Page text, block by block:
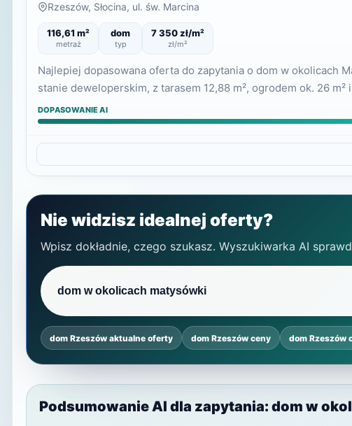
Rzeszów, Słocina, ul. św. Marcina
116,61 m²
metraż
dom
typ
7 350 zł/m²
zł/m²
Najlepiej dopasowana oferta do zapytania o dom w okolicach
stanie deweloperskim, z tarasem 12,88 m², ogrodem ok. 26
DOPASOWANIE AI
Nie widzisz idealnej oferty?
Wpisz dokładnie, czego szukasz. Wyszukiwarka AI
dom Rzeszów aktualne oferty dom Rzeszów ceny dom Rzeszów
Podsumowanie AI dla zapytania: dom w